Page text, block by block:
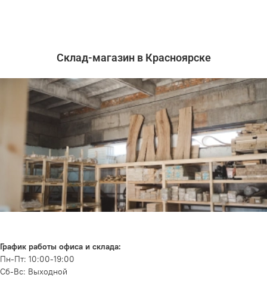
Склад-магазин в Красноярске
График работы офиса и склада:
Пн-Пт: 10:00-19:00
Сб-Вс: Выходной